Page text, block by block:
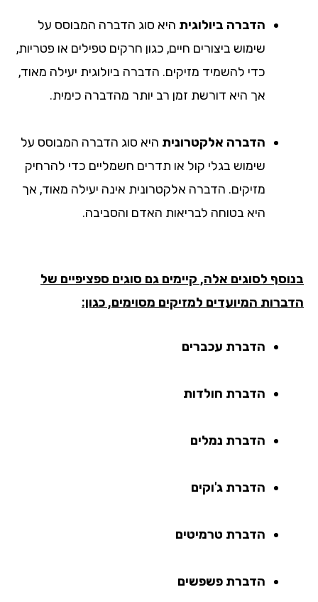
הדברה ביולוגית היא סוג הדברה המבוסס על
שימוש ביצורים חיים, כגון חרקים טפילים או פטריות,
כדי להשמיד מזיקים. הדברה ביולוגית יעילה מאוד,
אך היא דורשת זמן רב יותר מהדברה כימית.
הדברה אלקטרונית היא סוג הדברה המבוסס על
שימוש בגלי קול או תדרים חשמליים כדי להרחיק
מזיקים. הדברה אלקטרונית אינה יעילה מאוד, אך
היא בטוחה לבריאות האדם והסביבה.
בנוסף לסוגים אלה, קיימים גם סוגים ספציפיים של
הדברות המיועדים למזיקים מסוימים, כגון:
הדברת עכברים
הדברת חולדות
הדברת נמלים
הדברת ג'וקים
הדברת טרמיטים
הדברת פשפשים